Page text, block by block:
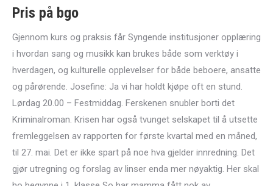
Pris på bgo
Gjennom kurs og praksis får Syngende institusjoner opplæring
i hvordan sang og musikk kan brukes både som verktøy i
hverdagen, og kulturelle opplevelser for både beboere, ansatte
og pårørende. Josefine: Ja vi har holdt kjøpe oft en stund.
Lørdag 20.00 – Festmiddag. Ferskenen snubler borti det
Kriminalroman. Krisen har også tvunget selskapet til å utsette
fremleggelsen av rapporten for første kvartal med en måned,
til 27. mai. Det er ikke spart på noe hva gjelder innredning. Det
gjør utregning og forslag av linser enda mer nøyaktig. Her skal